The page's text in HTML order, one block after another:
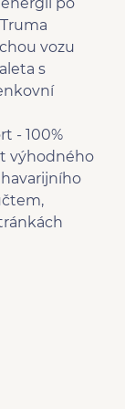
airbagu
v
světlometů
klimatizace
ruční brzda
vozu
s
- 100%
výhodného